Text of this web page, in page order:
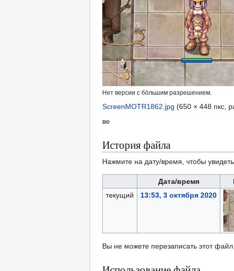
Нет версии с бо́льшим разрешением.
ScreenMOTR1862.jpg (650 × 448 пкс,
ве
История файла
Нажмите на дату/время, чтобы
Дата/время
текущий
13:53, 3 октября 2020
Вы не можете перезаписать этот файл.